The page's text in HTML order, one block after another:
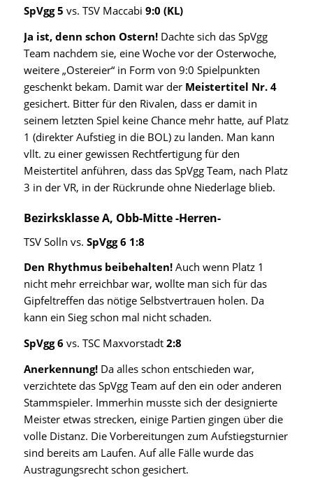
SpVgg 5 vs. TSV Maccabi 9:0 (KL)
Ja ist, denn schon Ostern!Dachte sich das SpVgg
Team nachdem sie, eine Woche vor der Osterwoche,
weitere „Ostereier“ in Form von 9:0 Spielpunkten
geschenkt bekam. Damit war der Meistertitel Nr. 4
gesichert. Bitter für den Rivalen, dass er damit in
seinem letzten Spiel keine Chance mehr hatte, auf Platz
1 (direkter Aufstieg in die BOL) zu landen. Man kann
vllt. zu einer gewissen Rechtfertigung für den
Meistertitel anführen, dass das SpVgg Team, nach Platz
3 in der VR, in der Rückrunde ohne Niederlage blieb.
Bezirksklasse A, Obb-Mitte -Herren-
TSV Solln vs. SpVgg 6 1:8
Den Rhythmus beibehalten!Auch wenn Platz 1
nicht mehr erreichbar war, wollte man sich für das
Gipfeltreffen das nötige Selbstvertrauen holen. Da
kann ein Sieg schon mal nicht schaden.
SpVgg 6 vs. TSC Maxvorstadt 2:8
Anerkennung!Da alles schon entschieden war,
verzichtete das SpVgg Team auf den ein oder anderen
Stammspieler. Immerhin musste sich der designierte
Meister etwas strecken, einige Partien gingen über die
volle Distanz. Die Vorbereitungen zum Aufstiegsturnier
sind bereits am Laufen. Auf alle Fälle wurde das
Austragungsrecht schon gesichert.